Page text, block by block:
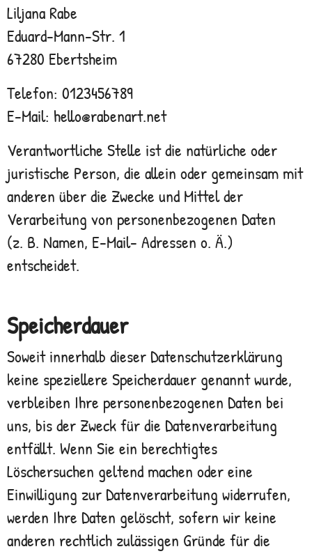
Liljana Rabe
Eduard-Mann-Str. 1
67280 Ebertsheim
Telefon: 0123456789
E-Mail: hello@rabenart.net
Verantwortliche Stelle ist die natürliche oder
juristische Person, die allein oder gemeinsam mit
anderen über die Zwecke und Mittel der
Verarbeitung von personenbezogenen Daten
(z. B. Namen, E-Mail- Adressen o. Ä.)
entscheidet.
Speicherdauer
Soweit innerhalb dieser Datenschutzerklärung
keine speziellere Speicherdauer genannt wurde,
verbleiben Ihre personenbezogenen Daten bei
uns, bis der Zweck für die Datenverarbeitung
entfällt. Wenn Sie ein berechtigtes
Löschersuchen geltend machen oder eine
Einwilligung zur Datenverarbeitung widerrufen,
werden Ihre Daten gelöscht, sofern wir keine
anderen rechtlich zulässigen Gründe für die